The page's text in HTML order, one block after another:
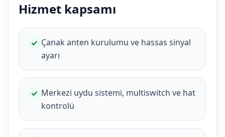
Hizmet kapsamı
✓ Çanak anten kurulumu ve hassas sinyal
ayarı
✓ Merkezi uydu sistemi, multiswitch ve hat
kontrolü